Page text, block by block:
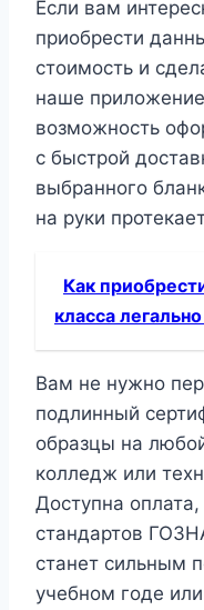
Если вам
приобрести
стоимость и
наше
возможность
с быстрой
выбранного
на руки
Как
класса
Вам не нужно
подлинный
образцы на
колледж или
Доступна
стандартов
станет сильным
учебном годе